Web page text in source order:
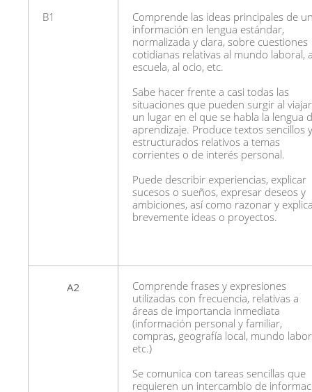
B1
Comprende las ideas principales de
información en lengua estándar,
normalizada y clara, sobre cuestiones
cotidianas relativas al mundo laboral,
escuela, al ocio, etc.
Sabe hacer frente a casi todas las
situaciones que pueden surgir al
un lugar en el que se habla la lengua
aprendizaje. Produce textos sencillos y
estructurados relativos a temas
corrientes o de interés personal.
Puede describir experiencias, explicar
sucesos o sueños, expresar deseos y
ambiciones, así como razonar y
brevemente ideas o proyectos.
A2 Comprende frases y expresiones
utilizadas con frecuencia, relativas a
áreas de importancia inmediata
(información personal y familiar,
compras, geografía local, mundo
etc.)
Se comunica con tareas sencillas que
requieren un intercambio de